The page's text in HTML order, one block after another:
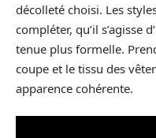
décolleté choisi. Les
compléter, qu’il s’agisse
tenue plus formelle.
coupe et le tissu des
apparence cohérente.